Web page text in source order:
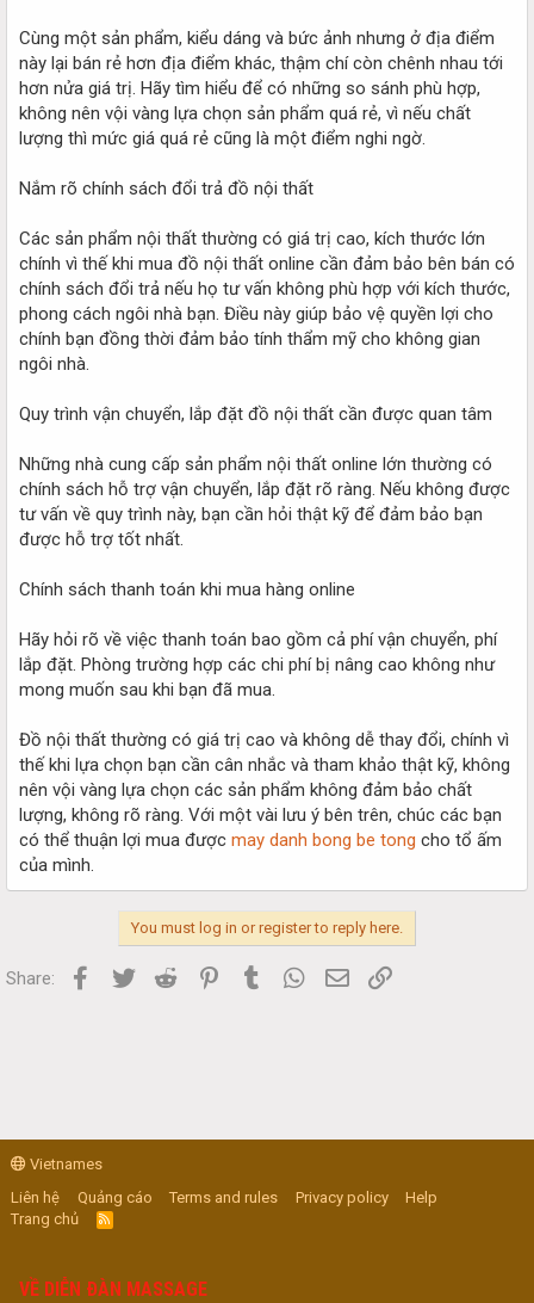
Cùng một sản phẩm, kiểu dáng và bức ảnh nhưng ở địa điểm
này lại bán rẻ hơn địa điểm khác, thậm chí còn chênh nhau tới
hơn nửa giá trị. Hãy tìm hiểu để có những so sánh phù hợp,
không nên vội vàng lựa chọn sản phẩm quá rẻ, vì nếu chất
lượng thì mức giá quá rẻ cũng là một điểm nghi ngờ.
Nắm rõ chính sách đổi trả đồ nội thất
Các sản phẩm nội thất thường có giá trị cao, kích thước lớn
chính vì thế khi mua đồ nội thất online cần đảm bảo bên bán có
chính sách đổi trả nếu họ tư vấn không phù hợp với kích thước,
phong cách ngôi nhà bạn. Điều này giúp bảo vệ quyền lợi cho
chính bạn đồng thời đảm bảo tính thẩm mỹ cho không gian
ngôi nhà.
Quy trình vận chuyển, lắp đặt đồ nội thất cần được quan tâm
Những nhà cung cấp sản phẩm nội thất online lớn thường có
chính sách hỗ trợ vận chuyển, lắp đặt rõ ràng. Nếu không được
tư vấn về quy trình này, bạn cần hỏi thật kỹ để đảm bảo bạn
được hỗ trợ tốt nhất.
Chính sách thanh toán khi mua hàng online
Hãy hỏi rõ về việc thanh toán bao gồm cả phí vận chuyển, phí
lắp đặt. Phòng trường hợp các chi phí bị nâng cao không như
mong muốn sau khi bạn đã mua.
Đồ nội thất thường có giá trị cao và không dễ thay đổi, chính vì
thế khi lựa chọn bạn cần cân nhắc và tham khảo thật kỹ, không
nên vội vàng lựa chọn các sản phẩm không đảm bảo chất
lượng, không rõ ràng. Với một vài lưu ý bên trên, chúc các bạn
có thể thuận lợi mua được may danh bong be tong cho tổ ấm
của mình.
You must log in or register to reply here.
Share: Facebook
Twitter Reddit PinterestTumblr WhatsApp
Email
Vietnames
Liên hệ
Quảng cáo Terms and rules Privacy policy
Help
Trang chủ
R
S
VỀ DIỄN ĐÀN MASSAGE